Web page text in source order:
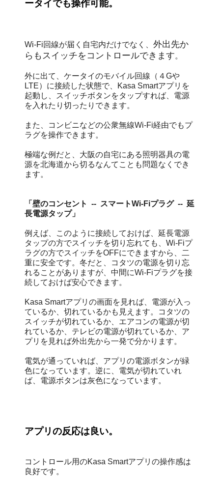
ータイでも操作可能。
Wi-Fi回線が届く自宅内だけでなく、 外出先か
らもスイッチをコントロールできます。
外に出て、ケータイのモバイル回線（４Gや
LTE）に接続した状態で、Kasa Smartアプリを
起動し、スイッチボタンをタップすれば、電源
を入れたり切ったりできます。
また、コンビニなどの公衆無線Wi-Fi経由でもプ
ラグを操作できます。
極端な例だと、大阪の自宅にある照明器具の電
源を北海道から切るなんてことも問題なくでき
ます。
「壁のコンセント -- スマートWi-Fiプラグ -- 延
長電源タップ」
例えば、このように接続しておけば、延長電源
タップの方でスイッチを切り忘れても、Wi-Fiプ
ラグの方でスイッチをOFFにできますから、二
重に安全です。冬だと、コタツの電源を切り忘
れることがありますが、中間にWi-Fiプラグを接
続しておけば安心できます。
Kasa Smartアプリの画面を見れば、電源が入っ
ているか、切れているかも見えます。コタツの
スイッチが切れているか、エアコンの電源が切
れているか、テレビの電源が切れているか、ア
プリを見れば外出先から一発で分かります。
電気が通っていれば、アプリの電源ボタンが緑
色になっています。逆に、電気が切れていれ
ば、電源ボタンは灰色になっています。
アプリの反応は良い。
コントロール用のKasa Smartアプリの操作感は
良好です。